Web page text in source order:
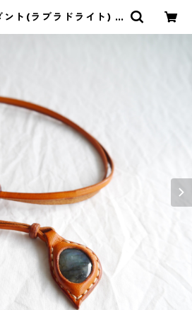
ント(ラブラドライト) |